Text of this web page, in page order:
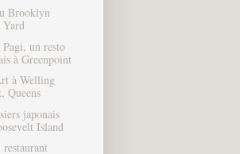
Brooklyn
Pagi, un resto
à Greenpoint
à Welling
Queens
japonais
Island